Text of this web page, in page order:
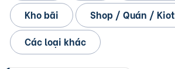
Kho bãi
Shop / Quán / Kiot
Các loại khác